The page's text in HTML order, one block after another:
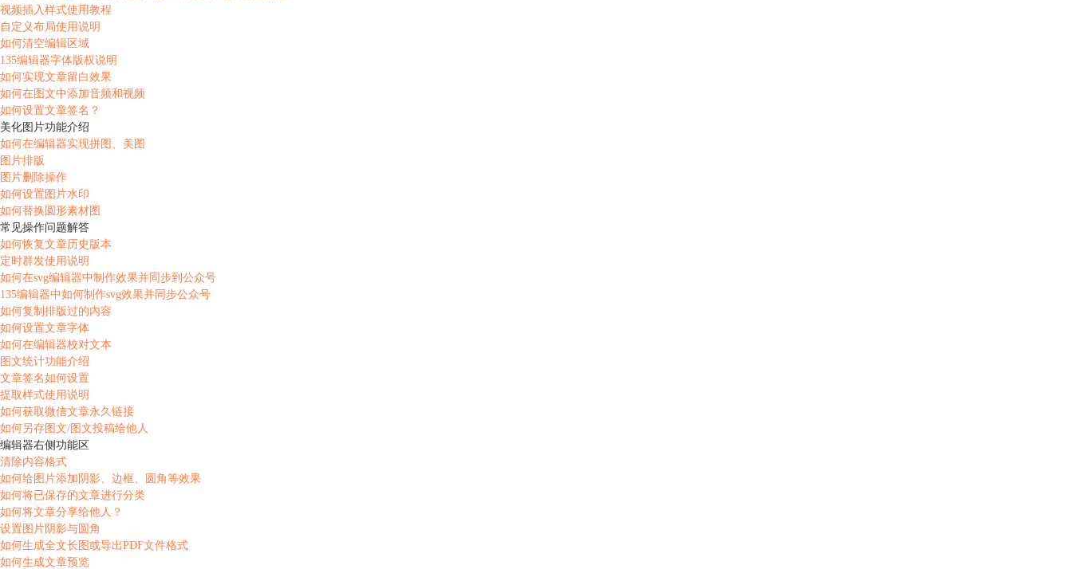
视频插入样式使用教程
自定义布局使用说明
如何清空编辑区域
135编辑器字体版权说明
如何实现文章留白效果
如何在图文中添加音频和视频
如何设置文章签名？
美化图片功能介绍
如何在编辑器实现拼图、美图
图片排版
图片删除操作
如何设置图片水印
如何替换圆形素材图
常见操作问题解答
如何恢复文章历史版本
定时群发使用说明
如何在svg编辑器中制作效果并同步到公众号
135编辑器中如何制作svg效果并同步公众号
如何复制排版过的内容
如何设置文章字体
如何在编辑器校对文本
图文统计功能介绍
文章签名如何设置
提取样式使用说明
如何获取微信文章永久链接
如何另存图文/图文投稿给他人
编辑器右侧功能区
清除内容格式
如何给图片添加阴影、边框、圆角等效果
如何将已保存的文章进行分类
如何将文章分享给他人？
设置图片阴影与圆角
如何生成全文长图或导出PDF文件格式
如何生成文章预览